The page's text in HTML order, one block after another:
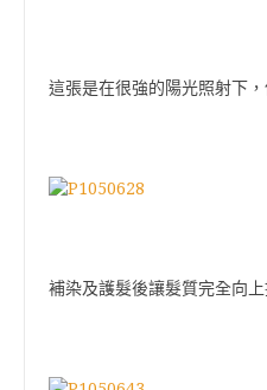
這張是在很強的陽光照射下
補染及護髮後讓髮質完全向